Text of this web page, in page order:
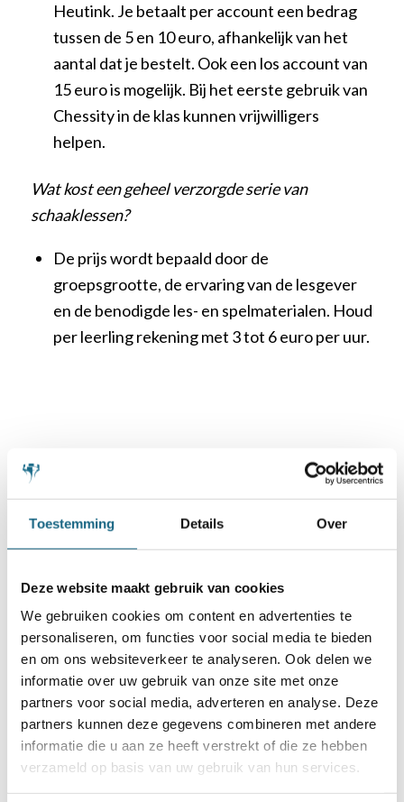
Toestemming Details Over
Deze website maakt gebruik van cookies
We gebruiken cookies om content en advertenties te
personaliseren, om functies voor social media te bieden
en om ons websiteverkeer te analyseren. Ook delen we
informatie over uw gebruik van onze site met onze
partners voor social media, adverteren en analyse. Deze
partners kunnen deze gegevens combineren met andere
informatie die u aan ze heeft verstrekt of die ze hebben
verzameld op basis van uw gebruik van hun services.
Heutink. Je betaalt per account een bedrag
tussen de 5 en 10 euro, afhankelijk van het
aantal dat je bestelt. Ook een los account van
15 euro is mogelijk. Bij het eerste gebruik van
Chessity in de klas kunnen vrijwilligers
helpen.
Wat kost een geheel verzorgde serie van
schaaklessen?
De prijs wordt bepaald door de
groepsgrootte, de ervaring van de lesgever
en de benodigde les- en spelmaterialen. Houd
per leerling rekening met 3 tot 6 euro per uur.
Schaakbond.nl wordt mede mogelijk